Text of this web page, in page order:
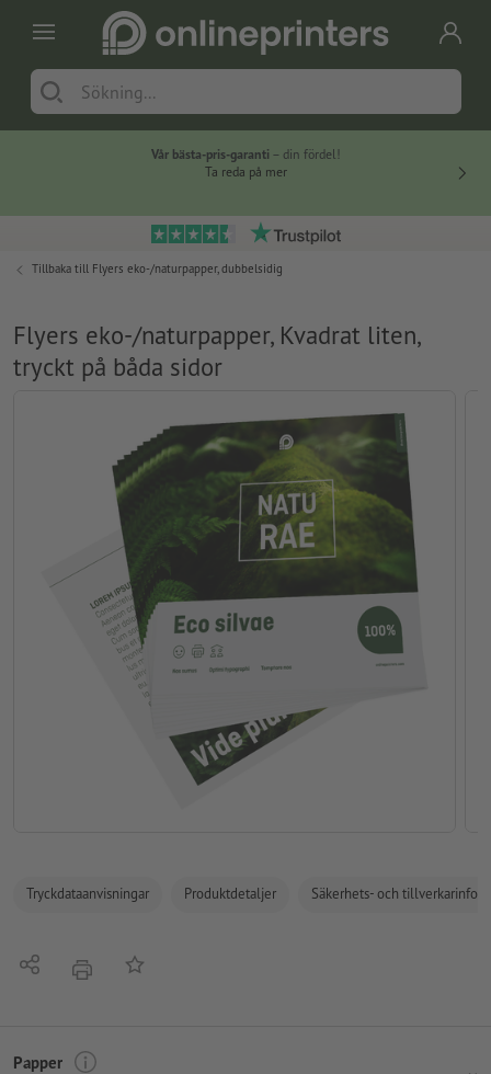
Vår bästa-pris-garanti – din fördel!
Ta reda på mer
Tillbaka till Flyers eko-/naturpapper, dubbelsidig
Flyers eko-/naturpapper, Kvadrat liten,
tryckt på båda sidor
Tryckdataanvisningar Produktdetaljer Säkerhets- och
Dela erbjudandePå anteckningslistan
Papper